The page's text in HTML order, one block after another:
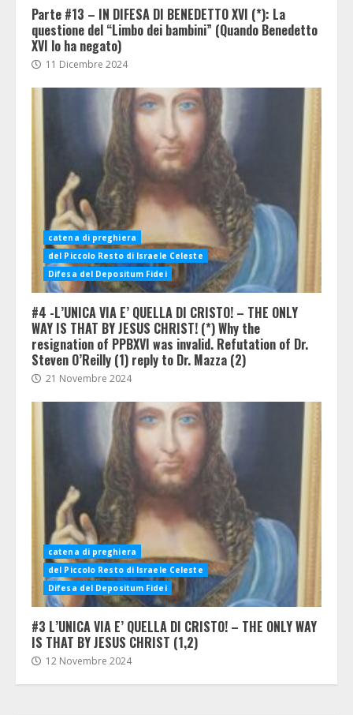
Parte #13 – IN DIFESA DI BENEDETTO XVI (*): La
questione del “Limbo dei bambini” (Quando Benedetto
XVI lo ha negato)
11 Dicembre 2024
catena di preghiera
del Piccolo Resto di Israele Celeste
Difesa del Depositum Fidei
#4 -L’UNICA VIA E’ QUELLA DI CRISTO! – THE ONLY
WAY IS THAT BY JESUS CHRIST! (*) Why the
resignation of PPBXVI was invalid. Refutation of Dr.
Steven O’Reilly (1) reply to Dr. Mazza (2)
21 Novembre 2024
catena di preghiera
del Piccolo Resto di Israele Celeste
Difesa del Depositum Fidei
#3 L’UNICA VIA E’ QUELLA DI CRISTO! – THE ONLY WAY
IS THAT BY JESUS CHRIST (1,2)
12 Novembre 2024